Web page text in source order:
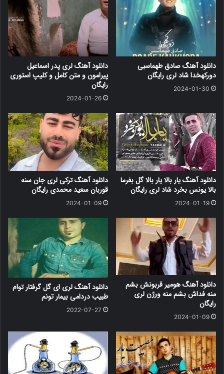
دانلود آهنگ صادق طهماسبی
دورکهخدا شاد لری رایگان
2024-01-30
دانلود آهنگ لری پدر اسماعیل
پیرامون و متن کامل و کلیپ استوری
رایگان
2024-01-26
دانلود آهنگ یار بالا یار بالا گل بفرما
بالا یونس بخرد شاد لری رایگان
2024-01-19
دانلود آهنگ ترکی لری جان سنه
قوربان سعید محمدی رایگان
2024-01-09
دانلود آهنگ هومیر قربونش بشم
منه فداش بشم منه ورژن لری
رایگان
2024-01-09
دانلود آهنگ لری ای گل گرفتار توام
طبیب دردامی بیمار تونم
2022-07-27